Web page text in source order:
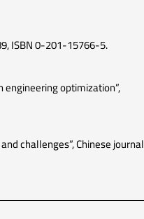
ISBN 0-201-15766-5.
optimization”,
challenges”, Chinese journal